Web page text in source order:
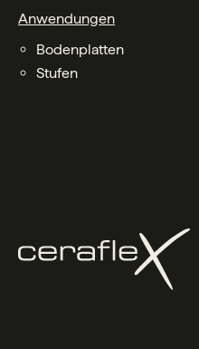
Anwendungen
Bodenplatten
Stufen